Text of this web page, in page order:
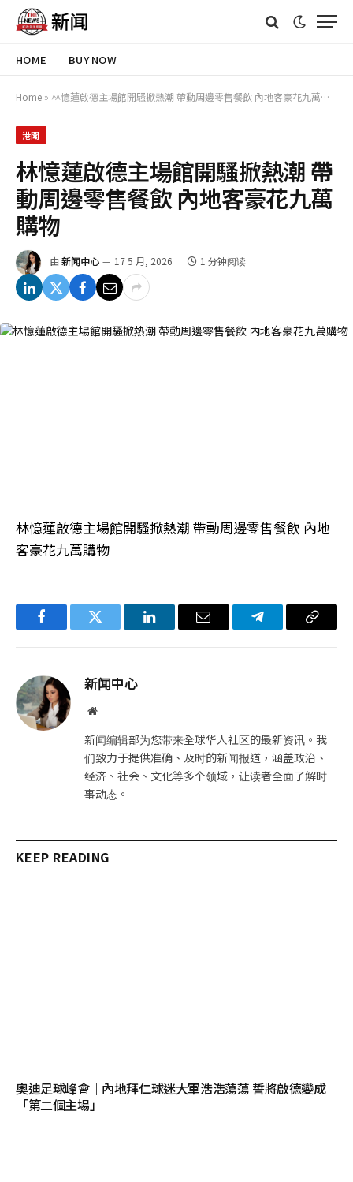
HOME BUY NOW
Home » 林憶蓮啟德主場館開騷掀熱潮 帶動周邊零售餐飲 內地客豪花九萬購物
港聞
林憶蓮啟德主場館開騷掀熱潮 帶
動周邊零售餐飲 內地客豪花九萬
購物
由 新闻中心 17 5 月, 2026 1 分钟阅读
林憶蓮啟德主場館開騷掀熱潮 帶動周邊零售餐飲 內地
客豪花九萬購物
FacebookTwitter LinkedIn电
Telegram复
新闻中心
网
新闻编辑部为您带来全球华人社区的最新资讯。我
们致力于提供准确、及时的新闻报道，涵盖政治、
经济、社会、文化等多个领域，让读者全面了解时
事动态。
KEEP READING
奧迪足球峰會｜內地拜仁球迷大軍浩浩蕩蕩 誓將啟德變成
「第二個主場」